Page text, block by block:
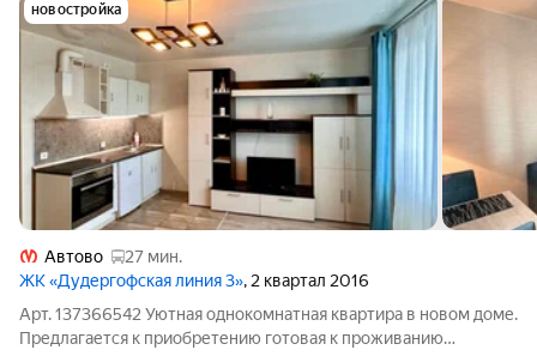
новостройка
Автово
27 мин.
ЖК «Дудергофская линия 3», 2 квартал 2016
Арт. 137366542 Уютная однокомнатная квартира в новом доме.
Предлагается к приобретению готовая к проживанию